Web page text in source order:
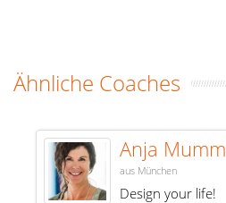
Ähnliche Coaches
Anja Mumm
aus München
Design your life!